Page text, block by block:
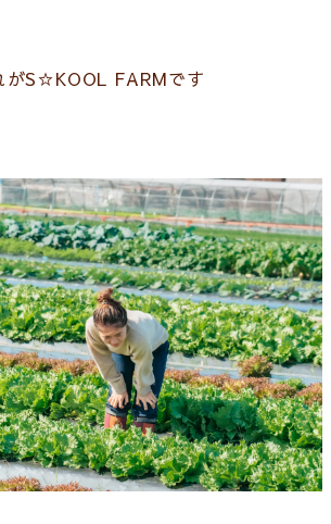
がS☆KOOL FARMです